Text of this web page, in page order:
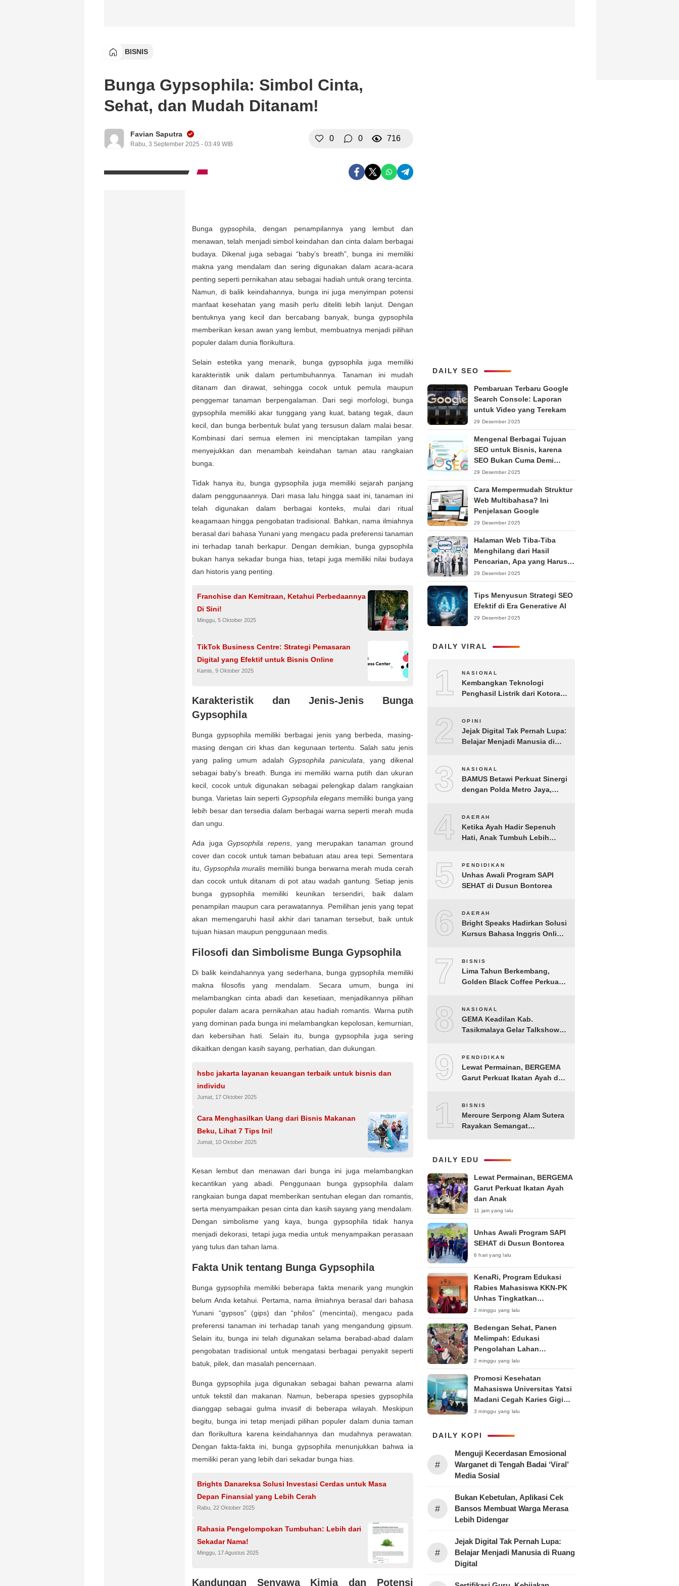
BISNIS
Bunga Gypsophila: Simbol Cinta,
Sehat, dan Mudah Ditanam!
Favian Saputra
Rabu, 3 September 2025 - 03:49 WIB
0 0 716
Bunga gypsophila, dengan penampilannya yang lembut dan
menawan, telah menjadi simbol keindahan dan cinta dalam berbagai
budaya. Dikenal juga sebagai “baby’s breath”, bunga ini memiliki
makna yang mendalam dan sering digunakan dalam acara-acara
penting seperti pernikahan atau sebagai hadiah untuk orang tercinta.
Namun, di balik keindahannya, bunga ini juga menyimpan potensi
manfaat kesehatan yang masih perlu diteliti lebih lanjut. Dengan
bentuknya yang kecil dan bercabang banyak, bunga gypsophila
memberikan kesan awan yang lembut, membuatnya menjadi pilihan
populer dalam dunia florikultura.
Selain estetika yang menarik, bunga gypsophila juga memiliki
karakteristik unik dalam pertumbuhannya. Tanaman ini mudah
ditanam dan dirawat, sehingga cocok untuk pemula maupun
penggemar tanaman berpengalaman. Dari segi morfologi, bunga
gypsophila memiliki akar tunggang yang kuat, batang tegak, daun
kecil, dan bunga berbentuk bulat yang tersusun dalam malai besar.
Kombinasi dari semua elemen ini menciptakan tampilan yang
menyejukkan dan menambah keindahan taman atau rangkaian
bunga.
Tidak hanya itu, bunga gypsophila juga memiliki sejarah panjang
dalam penggunaannya. Dari masa lalu hingga saat ini, tanaman ini
telah digunakan dalam berbagai konteks, mulai dari ritual
keagamaan hingga pengobatan tradisional. Bahkan, nama ilmiahnya
berasal dari bahasa Yunani yang mengacu pada preferensi tanaman
ini terhadap tanah berkapur. Dengan demikian, bunga gypsophila
bukan hanya sekadar bunga hias, tetapi juga memiliki nilai budaya
dan historis yang penting.
Franchise dan Kemitraan, Ketahui Perbedaannya
Di Sini!
Minggu, 5 Oktober 2025
TikTok Business Centre: Strategi Pemasaran
Digital yang Efektif untuk Bisnis Online
Kamis, 9 Oktober 2025
Karakteristik dan Jenis-Jenis Bunga
Gypsophila
Bunga gypsophila memiliki berbagai jenis yang berbeda, masing-
masing dengan ciri khas dan kegunaan tertentu. Salah satu jenis
yang paling umum adalah Gypsophila paniculata , yang dikenal
sebagai baby’s breath. Bunga ini memiliki warna putih dan ukuran
kecil, cocok untuk digunakan sebagai pelengkap dalam rangkaian
bunga. Varietas lain seperti Gypsophila elegansmemiliki bunga yang
lebih besar dan tersedia dalam berbagai warna seperti merah muda
dan ungu.
Ada juga Gypsophila repens , yang merupakan tanaman ground
cover dan cocok untuk taman bebatuan atau area tepi. Sementara
itu, Gypsophila muralis memiliki bunga berwarna merah muda cerah
dan cocok untuk ditanam di pot atau wadah gantung. Setiap jenis
bunga gypsophila memiliki keunikan tersendiri, baik dalam
penampilan maupun cara perawatannya. Pemilihan jenis yang tepat
akan memengaruhi hasil akhir dari tanaman tersebut, baik untuk
tujuan hiasan maupun penggunaan medis.
Filosofi dan Simbolisme Bunga Gypsophila
Di balik keindahannya yang sederhana, bunga gypsophila memiliki
makna filosofis yang mendalam. Secara umum, bunga ini
melambangkan cinta abadi dan kesetiaan, menjadikannya pilihan
populer dalam acara pernikahan atau hadiah romantis. Warna putih
yang dominan pada bunga ini melambangkan kepolosan, kemurnian,
dan kebersihan hati. Selain itu, bunga gypsophila juga sering
dikaitkan dengan kasih sayang, perhatian, dan dukungan.
hsbc jakarta layanan keuangan terbaik untuk bisnis dan
individu
Jumat, 17 Oktober 2025
Cara Menghasilkan Uang dari Bisnis Makanan
Beku, Lihat 7 Tips Ini!
Jumat, 10 Oktober 2025
Kesan lembut dan menawan dari bunga ini juga melambangkan
kecantikan yang abadi. Penggunaan bunga gypsophila dalam
rangkaian bunga dapat memberikan sentuhan elegan dan romantis,
serta menyampaikan pesan cinta dan kasih sayang yang mendalam.
Dengan simbolisme yang kaya, bunga gypsophila tidak hanya
menjadi dekorasi, tetapi juga media untuk menyampaikan perasaan
yang tulus dan tahan lama.
Fakta Unik tentang Bunga Gypsophila
Bunga gypsophila memiliki beberapa fakta menarik yang mungkin
belum Anda ketahui. Pertama, nama ilmiahnya berasal dari bahasa
Yunani “gypsos” (gips) dan “philos” (mencintai), mengacu pada
preferensi tanaman ini terhadap tanah yang mengandung gipsum.
Selain itu, bunga ini telah digunakan selama berabad-abad dalam
pengobatan tradisional untuk mengatasi berbagai penyakit seperti
batuk, pilek, dan masalah pencernaan.
Bunga gypsophila juga digunakan sebagai bahan pewarna alami
untuk tekstil dan makanan. Namun, beberapa spesies gypsophila
dianggap sebagai gulma invasif di beberapa wilayah. Meskipun
begitu, bunga ini tetap menjadi pilihan populer dalam dunia taman
dan florikultura karena keindahannya dan mudahnya perawatan.
Dengan fakta-fakta ini, bunga gypsophila menunjukkan bahwa ia
memiliki peran yang lebih dari sekadar bunga hias.
Brights Danareksa Solusi Investasi Cerdas untuk Masa
Depan Finansial yang Lebih Cerah
Rabu, 22 Oktober 2025
Rahasia Pengelompokan Tumbuhan: Lebih dari
Sekadar Nama!
Minggu, 17 Agustus 2025
Kandungan Senyawa Kimia dan Potensi
DAILY SEO
Pembaruan Terbaru Google
Search Console: Laporan
untuk Video yang Terekam
29 Desember 2025
Mengenal Berbagai Tujuan
SEO untuk Bisnis, karena
SEO Bukan Cuma Demi
Ranking
29 Desember 2025
Cara Mempermudah Struktur
Web Multibahasa? Ini
Penjelasan Google
29 Desember 2025
Halaman Web Tiba-Tiba
Menghilang dari Hasil
Pencarian, Apa yang Harus
Dilakukan?
29 Desember 2025
Tips Menyusun Strategi SEO
Efektif di Era Generative AI
29 Desember 2025
DAILY VIRAL
1 NASIONAL
Kembangkan Teknologi
Penghasil Listrik dari Kotoran
2 OPINI
Jejak Digital Tak Pernah Lupa:
Belajar Menjadi Manusia di
3 NASIONAL
BAMUS Betawi Perkuat Sinergi
dengan Polda Metro Jaya,
Kondusif Jelang HUT ke-81
Republik Indonesia
4 DAERAH
Ketika Ayah Hadir Sepenuh
Hati, Anak Tumbuh Lebih
5 PENDIDIKAN
Unhas Awali Program SAPI
SEHAT di Dusun Bontorea
6 DAERAH
Bright Speaks Hadirkan Solusi
Kursus Bahasa Inggris Online
Bicara
7 BISNIS
Lima Tahun Berkembang,
Golden Black Coffee Perkuat
8 NASIONAL
GEMA Keadilan Kab.
Tasikmalaya Gelar Talkshow
Negara di Era Post-Truth”
9 PENDIDIKAN
Lewat Permainan, BERGEMA
Garut Perkuat Ikatan Ayah dan
10BISNIS
Mercure Serpong Alam Sutera
Rayakan Semangat
Balance Series Vol. 2
DAILY EDU
Lewat Permainan, BERGEMA
Garut Perkuat Ikatan Ayah
dan Anak
11 jam yang lalu
Unhas Awali Program SAPI
SEHAT di Dusun Bontorea
6 hari yang lalu
KenaRi, Program Edukasi
Rabies Mahasiswa KKN-PK
Unhas Tingkatkan
Kesadaran Siswa SD Negeri 4
Maccorawalie
2 minggu yang lalu
Bedengan Sehat, Panen
Melimpah: Edukasi
Pengolahan Lahan
Bedengan Organik bagi KWT
dan Ibu PKK RT 04 RW 01
Kelurahan Pakintelan
2 minggu yang lalu
Promosi Kesehatan
Mahasiswa Universitas Yatsi
Madani Cegah Karies Gigi
Anak
3 minggu yang lalu
DAILY KOPI
#
Menguji Kecerdasan Emosional
Warganet di Tengah Badai ‘Viral’
Media Sosial
#
Bukan Kebetulan, Aplikasi Cek
Bansos Membuat Warga Merasa
Lebih Didengar
#
Jejak Digital Tak Pernah Lupa:
Belajar Menjadi Manusia di Ruang
Digital